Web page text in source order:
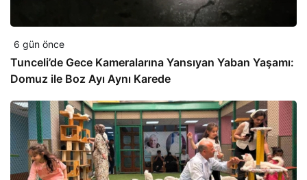
6 gün önce
Tunceli’de Gece Kameralarına Yansıyan Yaban Yaşamı:
Domuz ile Boz Ayı Aynı Karede